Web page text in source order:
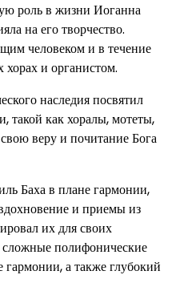
роль в жизни Иоганна
на его творчество.
человеком и в течение
и органистом.
наследия посвятил
такой как хоралы, мотеты,
веру и почитание Бога
Баха в плане гармонии,
и приемы из
их для своих
сложные полифонические
а также глубокий